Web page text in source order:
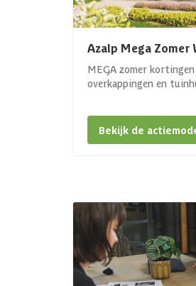
Azalp Mega Zomer
MEGA zomer
overkappingen en
Bekijk de